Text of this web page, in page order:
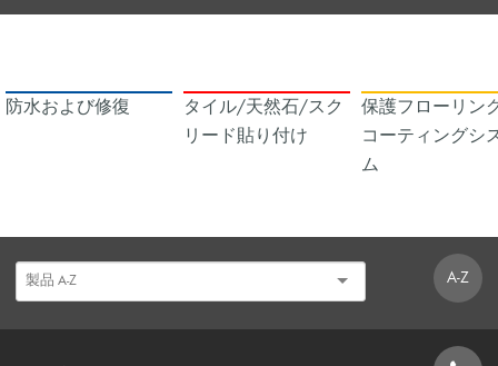
防水および修復
タイル/天然石/スク
リード貼り付け
保護フローリン
コーティングシ
ム
A-Z